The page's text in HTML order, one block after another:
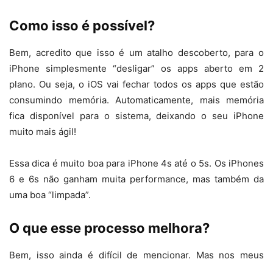
Como isso é possível?
Bem, acredito que isso é um atalho descoberto, para o
iPhone simplesmente “desligar” os apps aberto em 2
plano. Ou seja, o iOS vai fechar todos os apps que estão
consumindo memória. Automaticamente, mais memória
fica disponível para o sistema, deixando o seu iPhone
muito mais ágil!
Essa dica é muito boa para iPhone 4s até o 5s. Os iPhones
6 e 6s não ganham muita performance, mas também da
uma boa “limpada”.
O que esse processo melhora?
Bem, isso ainda é difícil de mencionar. Mas nos meus